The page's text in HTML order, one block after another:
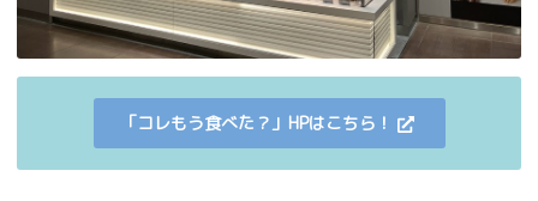
「コレもう食べた？」HPはこちら！